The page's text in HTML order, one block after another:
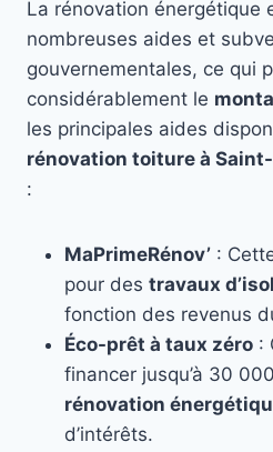
La rénovation énergétique
nombreuses aides et
gouvernementales, ce qui
considérablement le
les principales aides
rénovation toiture à
:
MaPrimeRénov’ :
pour des travaux
fonction des revenus
Éco-prêt à taux zéro :
financer jusqu’à 30
rénovation
d’intérêts.